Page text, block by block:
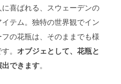
喜ばれる、スウェーデンの
テム。独特の世界観でイン
の花瓶は、そのままでも様
。 オブジェとして、花瓶と
出できます。